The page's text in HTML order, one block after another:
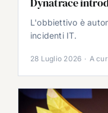
L'obbiettivo è
incidenti IT.
28 Luglio 2026 · A